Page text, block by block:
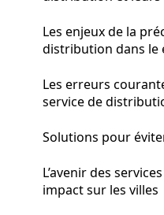
Les enjeux de la
distribution dans le
Les erreurs
service de
Solutions pour
L’avenir des
impact sur les villes